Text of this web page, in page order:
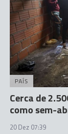
PAÍS
Cerca de
como sem-
20 Dez 07:39